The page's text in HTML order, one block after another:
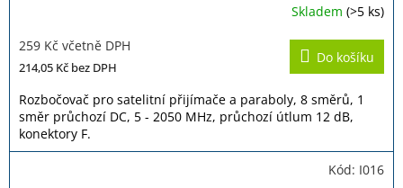
Skladem (>5 ks)
259 Kč včetně DPH
214,05 Kč bez DPH
Do košíku
Rozbočovač pro satelitní přijímače a paraboly, 8 směrů, 1
směr průchozí DC, 5 - 2050 MHz, průchozí útlum 12 dB,
konektory F.
Kód: I016